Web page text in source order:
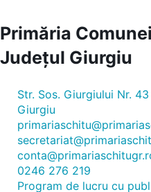
Primăria
Județul Giurgiu
Str. Sos. Giurgiului Nr.
Giurgiu
0246 276 219
Program de lucru cu